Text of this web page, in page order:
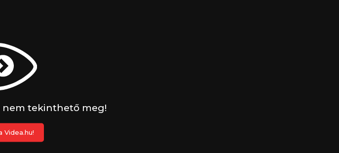
nem tekinthető meg!
Videa.hu!